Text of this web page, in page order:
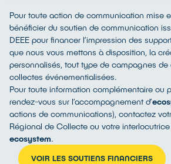
Pour toute action de communication mise
bénéficier du soutien de communication
DEEE pour financer l’impression des
que nous vous mettons à disposition, la
personnalisés, tout type de campagnes
collectes événementialisées.
Pour toute information complémentaire ou
rendez-vous sur l’accompagnement d’
actions de communications), contactez
Régional de Collecte ou votre
ecosystem.
VOIR LES SOUTIENS FINANCIERS